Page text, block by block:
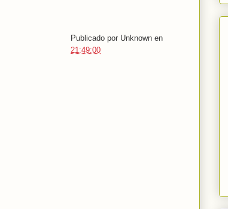
Publicado por Unknown en
21:49:00